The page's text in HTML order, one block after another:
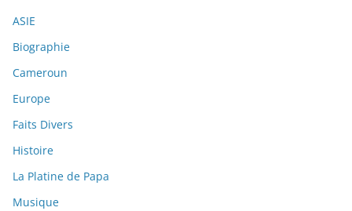
ASIE
Biographie
Cameroun
Europe
Faits Divers
Histoire
La Platine de Papa
Musique